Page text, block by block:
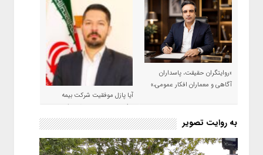
«روایتگران حقیقت، پاسداران
آگاهی و معماران افکار عمومی،»
آیا پازل موفقیت شرکت بیمه
حکمت صبا در سال ۱۴۰۵ کامل می
شود؟!
به روایت تصویر